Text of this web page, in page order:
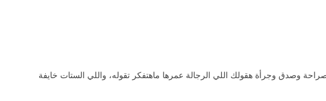
وصدق وجرأة هقولك اللي الرجالة عمرها ماهتفكر تقوله، واللي الستات خايفة